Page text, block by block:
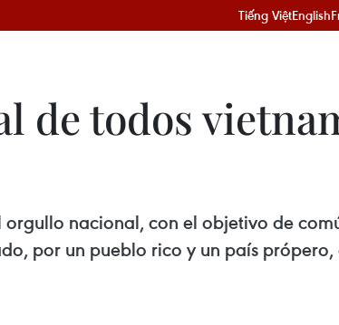
Tiếng ViệtEnglish
de todos
nacional, con el objetivo de
por un pueblo rico y un país